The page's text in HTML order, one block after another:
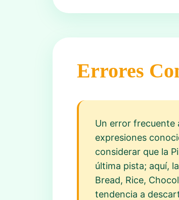
Errores
Un error frecuente
expresiones
considerar que la
última pista; aquí,
Bread, Rice,
tendencia a